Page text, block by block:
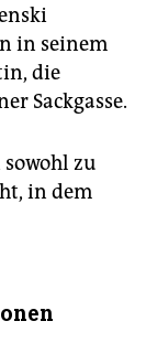
in seinem
die
Sackgasse.
zu
in dem